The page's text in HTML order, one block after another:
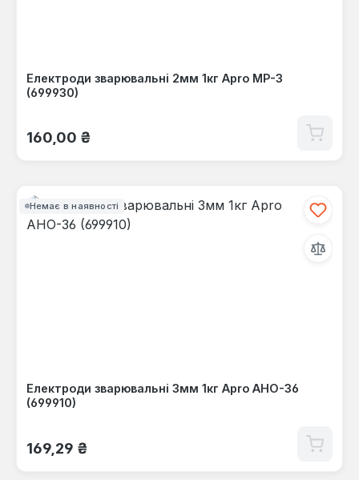
Електроди зварювальні 2мм 1кг Apro МР-3
(699930)
Звичайна ціна:
160,00 ₴
Немає в наявності
Електроди зварювальні 3мм 1кг Apro АНО-36
(699910)
Звичайна ціна:
169,29 ₴